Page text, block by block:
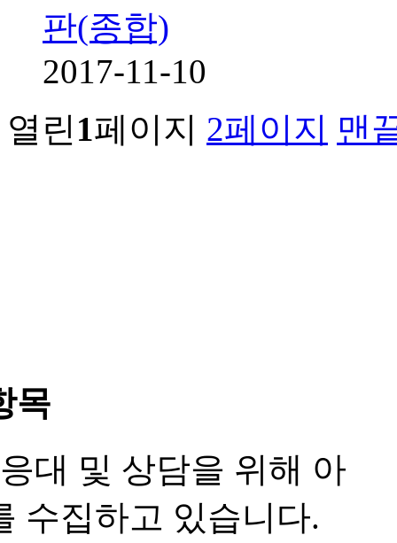
판(종합)
2017-11-10
열린 1페이지 2페이지 맨
목
대 및 상담을 위해 아
수집하고 있습니다.